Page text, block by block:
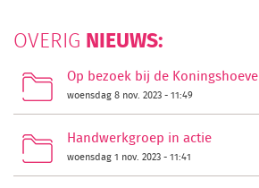
OVERIG NIEUWS:
Op bezoek bij de Koningshoeve
woensdag 8 nov. 2023 - 11:49
Handwerkgroep in actie
woensdag 1 nov. 2023 - 11:41